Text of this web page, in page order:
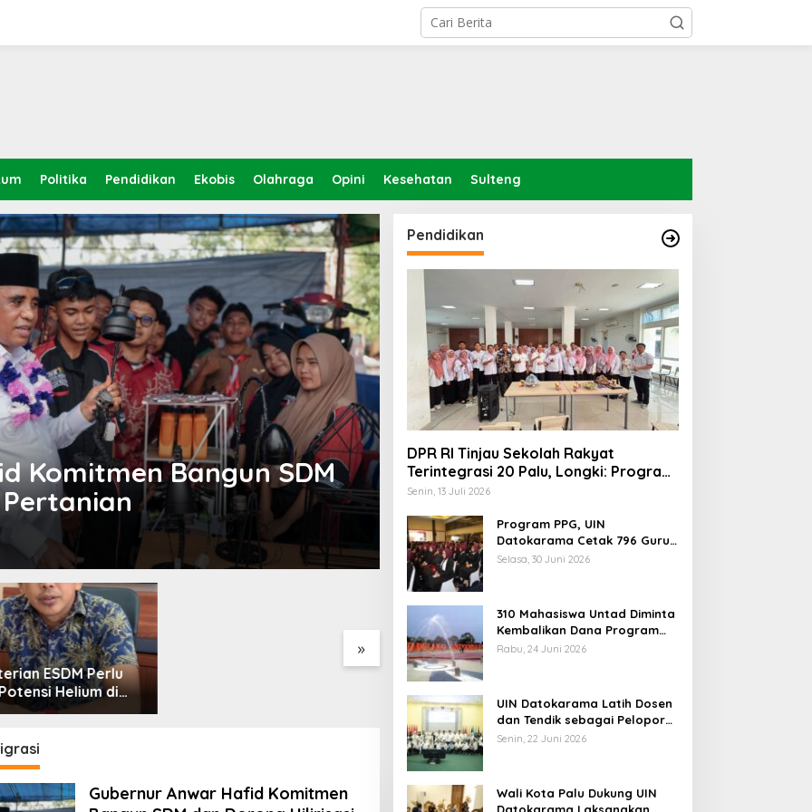
Politika Pendidikan Ekobis Olahraga Opini Kesehatan Sulteng
Komitmen Bangun SDM
»
Ghafur: Ketua
Harus
Jelang Muktamar Ke-35, AS
Hikam Ingatkan Evaluasi
Lindungi Hak Sipil, PKB
Sodorkan 8 Catatan RUU
Siber
Kenaikan Gaji Kepala
Daerah
Gubernur Anwar Hafid Komitmen
Pendidikan
DPR RI Tinjau Sekolah Rakyat
Terintegrasi 20 Palu, Longki: Program
Prabowo Angkat Martabat Anak
Senin, 13 Juli 2026
Program PPG, UIN
Datokarama Cetak 796 Guru
Profesional
Selasa, 30 Juni 2026
310 Mahasiswa Untad Diminta
Kembalikan Dana Program
Berani Cerdas, Kadisdik
Rabu, 24 Juni 2026
UIN Datokarama Latih Dosen
dan Tendik sebagai Pelopor
Moderasi Beragama
Senin, 22 Juni 2026
Wali Kota Palu Dukung UIN